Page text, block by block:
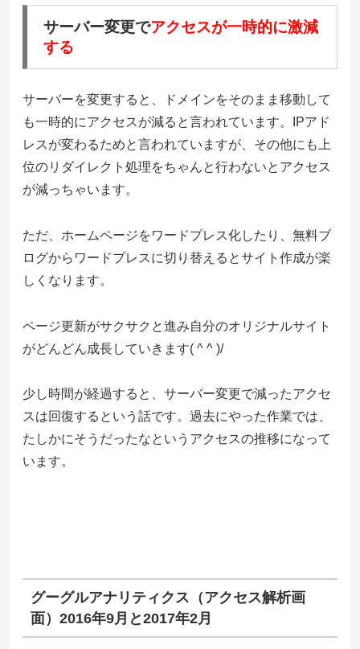
サーバー変更でアクセスが一時的に激減
する
サーバーを変更すると、ドメインをそのまま移動して
も一時的にアクセスが減ると言われています。IPアド
レスが変わるためと言われていますが、その他にも上
位のリダイレクト処理をちゃんと行わないとアクセス
が減っちゃいます。
ただ、ホームページをワードプレス化したり、無料ブ
ログからワードプレスに切り替えるとサイト作成が楽
しくなります。
ページ更新がサクサクと進み自分のオリジナルサイト
がどんどん成長していきます( ^ ^ )/
少し時間が経過すると、サーバー変更で減ったアクセ
スは回復するという話です。過去にやった作業では、
たしかにそうだったなというアクセスの推移になって
います。
グーグルアナリティクス（アクセス解析画
面）2016年9月と2017年2月